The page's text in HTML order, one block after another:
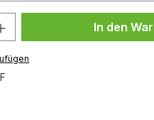
Gib denIn den